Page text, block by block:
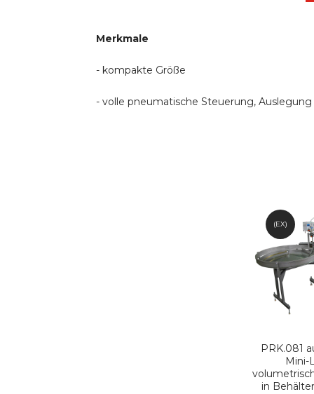
Merkmale
- kompakte Größe
- volle pneumatische Steuerung, Auslegung
(EX)
PRK.081
Mini-
in